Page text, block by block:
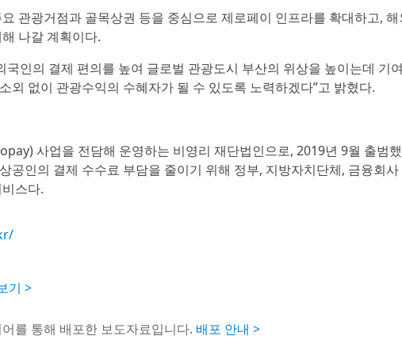
관광거점과 골목상권 등을 중심으로 제로페이 인프라를 확대하고, 해
나갈 계획이다.
국인의 결제 편의를 높여 글로벌 관광도시 부산의 위상을 높이는데 기
외 없이 관광수익의 수혜자가 될 수 있도록 노력하겠다”고 밝혔다.
사업을 전담해 운영하는 비영리 재단법인으로, 2019년 9월 출범
공인의 결제 수수료 부담을 줄이기 위해 정부, 지방자치단체, 금융회사
스다.
기 >
를 통해 배포한 보도자료입니다. 배포 안내 >